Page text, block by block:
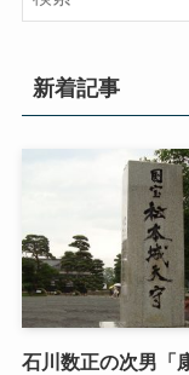
新着記事
石川数正の次男「